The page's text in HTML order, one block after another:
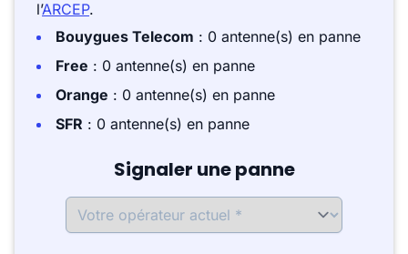
l’ARCEP.
Bouygues Telecom : 0 antenne(s) en panne
Free : 0 antenne(s) en panne
Orange : 0 antenne(s) en panne
SFR : 0 antenne(s) en panne
Signaler une panne